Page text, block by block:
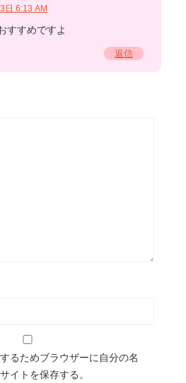
日 6:13 AM
すすめですよ
返信
るためブラウザーに自分の名
イトを保存する。